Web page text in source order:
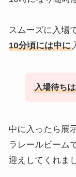
スムーズに入場
10分頃には中に
入場待ち
中に入ったら展
ラレールビーム
迎えしてくれま